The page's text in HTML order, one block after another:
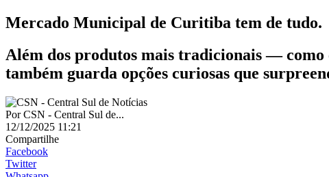
Mercado Municipal de Curitiba tem de tudo.
Além dos produtos mais tradicionais —
também guarda opções curiosas que
PorCSN - Central Sul de...
12/12/2025 11:21
Compartilhe
Facebook
Twitter